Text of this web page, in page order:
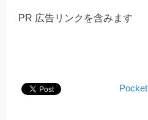
PR 広告リンクを含みます
Pocket